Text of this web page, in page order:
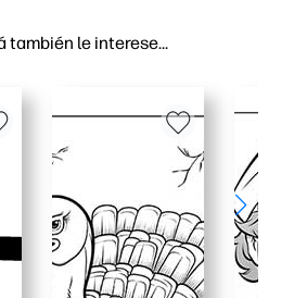
también le interese…